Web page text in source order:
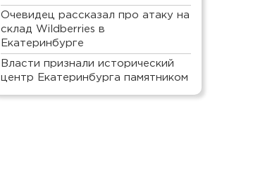
Очевидец рассказал про атаку на
склад Wildberries в
Екатеринбурге
Власти признали исторический
центр Екатеринбурга памятником